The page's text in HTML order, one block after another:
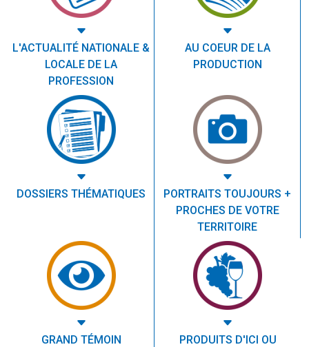
L'ACTUALITÉ NATIONALE &
LOCALE DE LA
PROFESSION
AU COEUR DE LA
PRODUCTION
DOSSIERS THÉMATIQUES
PORTRAITS TOUJOURS +
PROCHES DE VOTRE
TERRITOIRE
GRAND TÉMOIN
PRODUITS D'ICI OU